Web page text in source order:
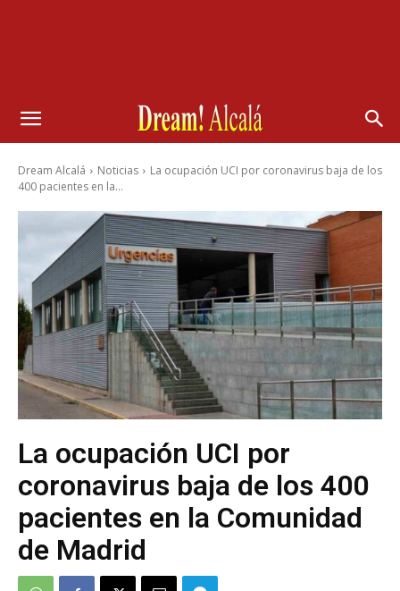
Dream Alcalá Noticias
La ocupación UCI por coronavirus baja de los
400 pacientes en la...
La ocupación UCI por
coronavirus baja de los 400
pacientes en la Comunidad
de Madrid